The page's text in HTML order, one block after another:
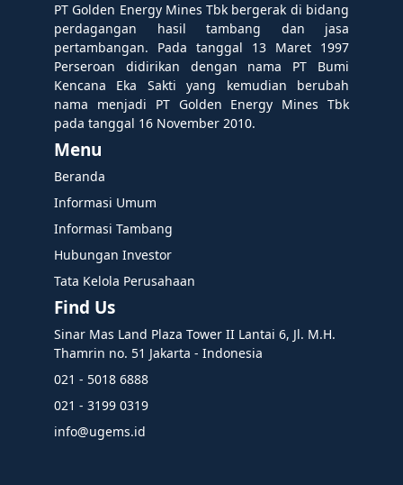
PT Golden Energy Mines Tbk bergerak di bidang
perdagangan hasil tambang dan jasa
pertambangan. Pada tanggal 13 Maret 1997
Perseroan didirikan dengan nama PT Bumi
Kencana Eka Sakti yang kemudian berubah
nama menjadi PT Golden Energy Mines Tbk
pada tanggal 16 November 2010.
Menu
Beranda
Informasi Umum
Informasi Tambang
Hubungan Investor
Tata Kelola Perusahaan
Find Us
Sinar Mas Land Plaza Tower II Lantai 6, Jl. M.H.
Thamrin no. 51 Jakarta - Indonesia
021 - 5018 6888
021 - 3199 0319
info@ugems.id